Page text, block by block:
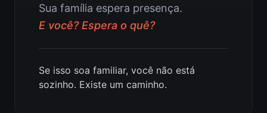
Sua família espera presença.
E você? Espera o quê?
Se isso soa familiar, você não está
sozinho. Existe um caminho.